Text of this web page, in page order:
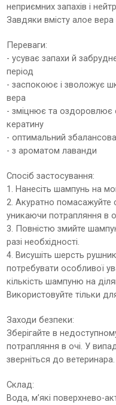
неприємних запахів і
Завдяки вмісту алое
Переваги:
- усуває запахи й
період
- заспокоює і зволожує
вера
- зміцнює та оздоровлює
кератину
- оптимальний
- з ароматом лаванди
Спосіб застосування:
1. Нанесіть шампунь на
2. Акуратно помасажуйте
уникаючи потрапляння в
3. Повністю змийте
разі необхідності.
4. Висушіть шерсть
потребувати особливої
кількість шампуню на
Використовуйте тільки
Заходи безпеки:
Зберігайте в
потрапляння в очі. У
зверніться до ветеринара.
Склад:
Вода, м’які поверхнево-